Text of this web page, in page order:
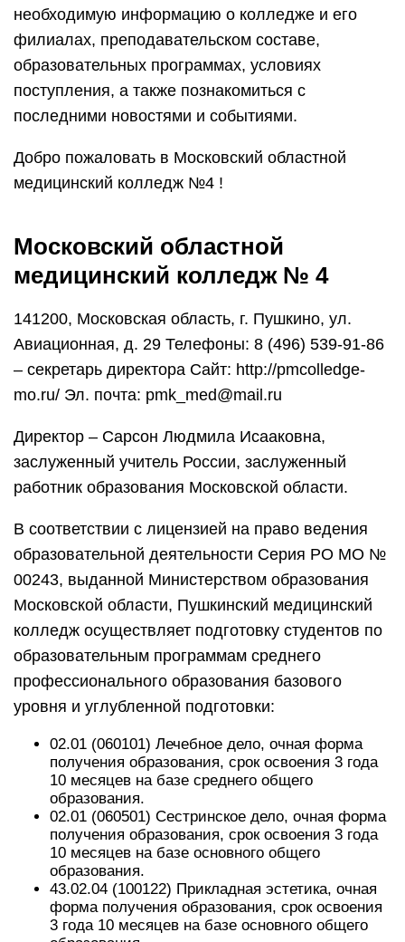
необходимую информацию о колледже и его
филиалах, преподавательском составе,
образовательных программах, условиях
поступления, а также познакомиться с
последними новостями и событиями.
Добро пожаловать в Московский областной
медицинский колледж №4 !
Московский областной
медицинский колледж № 4
141200, Московская область, г. Пушкино, ул.
Авиационная, д. 29 Телефоны: 8 (496) 539-91-86
– секретарь директора Сайт: http://pmcolledge-
mo.ru/ Эл. почта: pmk_med@mail.ru
Директор – Сарсон Людмила Исааковна,
заслуженный учитель России, заслуженный
работник образования Московской области.
В соответствии с лицензией на право ведения
образовательной деятельности Серия РО МО №
00243, выданной Министерством образования
Московской области, Пушкинский медицинский
колледж осуществляет подготовку студентов по
образовательным программам среднего
профессионального образования базового
уровня и углубленной подготовки:
02.01 (060101) Лечебное дело, очная форма
получения образования, срок освоения 3 года
10 месяцев на базе среднего общего
образования.
02.01 (060501) Сестринское дело, очная форма
получения образования, срок освоения 3 года
10 месяцев на базе основного общего
образования.
43.02.04 (100122) Прикладная эстетика, очная
форма получения образования, срок освоения
3 года 10 месяцев на базе основного общего